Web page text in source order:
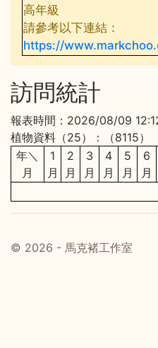
高年級
請參考以下連結：
https://
訪問統計
報表時間：2026/08/09
植物資料（25）：（8115）
年＼
月
1
月
2
月
3
月
4
月
5
月
6
月
© 2026 - 馬克褚工作室